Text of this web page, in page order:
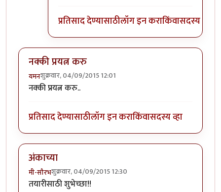
प्रतिसाद देण्यासाठीलॉग इन कराकिंवासदस्य व्हा
नक्की प्रयत्न करु
यमनशुक्रवार, 04/09/2015 12:01
नक्की प्रयत्न करु..
प्रतिसाद देण्यासाठीलॉग इन कराकिंवासदस्य व्हा
अंकाच्या
मी-सौरभशुक्रवार, 04/09/2015 12:30
तयारीसाठी शुभेच्छा!!